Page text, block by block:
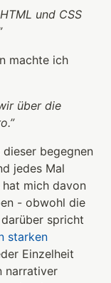
und CSS
machte ich
über die
begegnen
jedes Mal
hat mich davon
- obwohl die
spricht
starken
Einzelheit
narrativer